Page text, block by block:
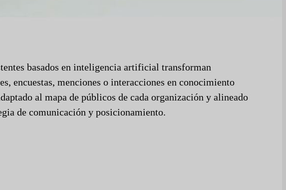
basados en inteligencia artificial transforman
encuestas, menciones o interacciones en conocimiento
al mapa de públicos de cada organización y alineado
de comunicación y posicionamiento.